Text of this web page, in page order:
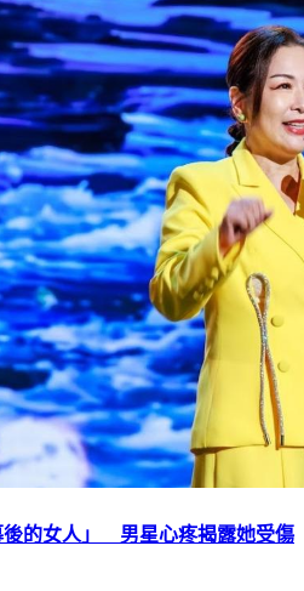
後的女人」 男星心疼揭露她受傷